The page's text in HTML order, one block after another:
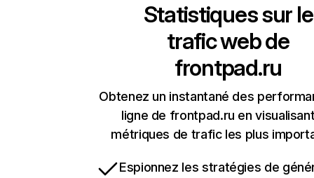
Statistiques sur le
trafic web de
frontpad.ru
Obtenez un instantané des
ligne de frontpad.ru en
métriques de trafic les plus
Espionnez les stratégies de